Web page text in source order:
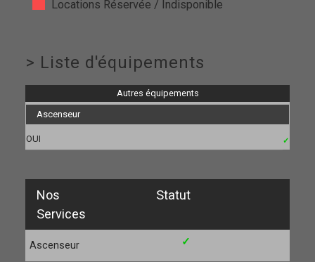
Locations Réservée / Indisponible
> Liste d'équipements
Autres équipements
Ascenseur
OUI ✓
Nos
Services
Statut
Ascenseur ✓